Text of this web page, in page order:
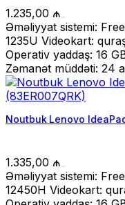
1.235,00 ₼
Əməliyyat sistemi:
1235U Videokart:
Operativ yaddaş: 16
Zəmanət müddəti: 24
Noutbuk Lenovo
1.335,00 ₼
Əməliyyat sistemi:
12450H Videokart: